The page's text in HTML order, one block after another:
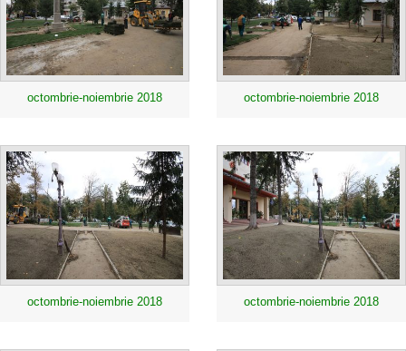
octombrie-noiembrie 2018 octombrie-noiembrie 2018
octombrie-noiembrie 2018 octombrie-noiembrie 2018